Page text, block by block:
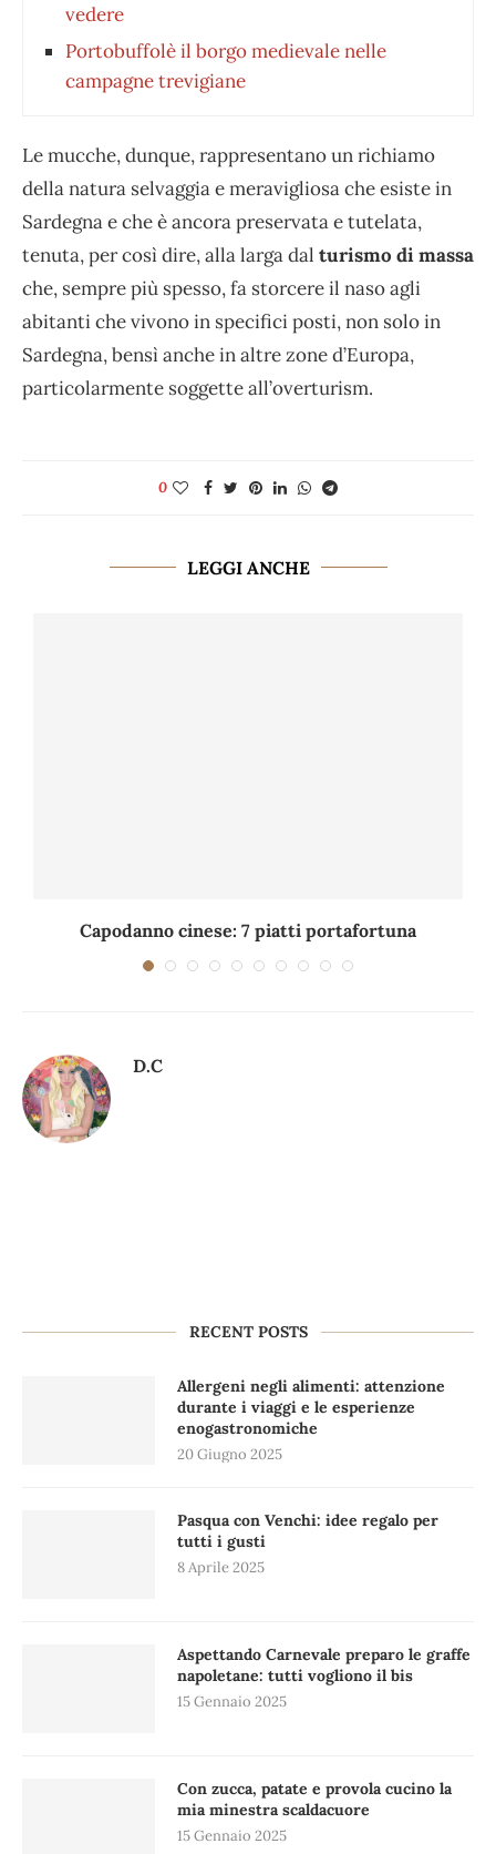
vedere
Portobuffolè il borgo medievale nelle
campagne trevigiane
Le mucche, dunque, rappresentano un richiamo
della natura selvaggia e meravigliosa che esiste in
Sardegna e che è ancora preservata e tutelata,
tenuta, per così dire, alla larga dal turismo di massa
che, sempre più spesso, fa storcere il naso agli
abitanti che vivono in specifici posti, non solo in
Sardegna, bensì anche in altre zone d’Europa,
particolarmente soggette all’overturism.
0
LEGGI ANCHE
Capodanno cinese: 7 piatti portafortuna
D.C
RECENT POSTS
Allergeni negli alimenti: attenzione
durante i viaggi e le esperienze
enogastronomiche
20 Giugno 2025
Pasqua con Venchi: idee regalo per
tutti i gusti
8 Aprile 2025
Aspettando Carnevale preparo le graffe
napoletane: tutti vogliono il bis
15 Gennaio 2025
Con zucca, patate e provola cucino la
mia minestra scaldacuore
15 Gennaio 2025